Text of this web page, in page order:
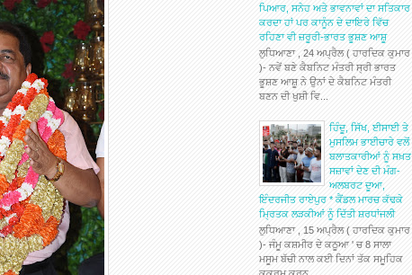
ਪਿਆਰ, ਸਨੇਹ ਅਤੇ ਭਾਵਨਾਵਾਂ ਦਾ ਸਤਿਕਾਰ
ਕਰਦਾ ਹਾਂ ਪਰ ਕਾਨੂੰਨ ਦੇ ਦਾਇਰੇ ਵਿੱਚ
ਰਹਿਣਾ ਵੀ ਜ਼ਰੂਰੀ-ਭਾਰਤ ਭੂਸ਼ਣ ਆਸ਼ੂ
ਲੁਧਿਆਣਾ , 24 ਅਪ੍ਰੈਲ ( ਹਾਰਦਿਕ ਕੁਮਾਰ
)- ਨਵੇਂ ਬਣੇ ਕੈਬਨਿਟ ਮੰਤਰੀ ਸ੍ਰੀ ਭਾਰਤ
ਭੂਸ਼ਣ ਆਸ਼ੂ ਨੇ ਉਨਾਂ ਦੇ ਕੈਬਨਿਟ ਮੰਤਰੀ
ਬਣਨ ਦੀ ਖੁਸ਼ੀ ਵਿ...
ਹਿੰਦੂ, ਸਿੱਖ, ਈਸਾਈ ਤੇ
ਮੁਸਲਿਮ ਭਾਈਚਾਰੇ ਵਲੋਂ
ਬਲਾਤਕਾਰੀਆਂ ਨੂੰ ਸਖ਼ਤ
ਸਜ਼ਾਵਾਂ ਦੇਣ ਦੀ ਮੰਗ-
ਅਲਬਰਟ ਦੂਆ,
ਇੰਦਰਜੀਤ ਰਾਏਪੁਰ * ਕੈਂਡਲ ਮਾਰਚ ਕੱਢਕੇ
ਮ੍ਰਿਤਕ ਲੜਕੀਆਂ ਨੂੰ ਦਿੱਤੀ ਸ਼ਰਧਾਂਜਲੀ
ਲੁਧਿਆਣਾ , 15 ਅਪ੍ਰੈਲ ( ਹਾਰਦਿਕ ਕੁਮਾਰ
)- ਜੰਮੂ ਕਸ਼ਮੀਰ ਦੇ ਕਠੂਆ ' ਚ 8 ਸਾਲਾ
ਮਸੂਮ ਬੱਚੀ ਨਾਲ ਕਈ ਦਿਨਾਂ ਤੱਕ ਸਮੂਹਿਕ